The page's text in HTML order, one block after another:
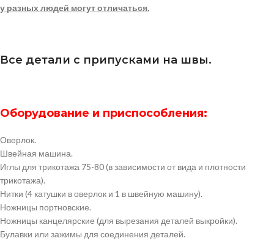
у разных людей могут отличаться.
Все детали с припусками на швы.
Оборудование и приспособления:
Оверлок.
Швейная машина.
Иглы для трикотажа 75-80 (в зависимости от вида и плотности
трикотажа).
Нитки (4 катушки в оверлок и 1 в швейную машину).
Ножницы портновские.
Ножницы канцелярские (для вырезания деталей выкройки).
Булавки или зажимы для соединения деталей.